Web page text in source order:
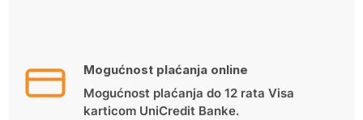
Mogućnost plaćanja online
Mogućnost plaćanja do 12 rata Visa
karticom UniCredit Banke.